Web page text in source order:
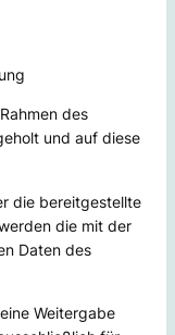
des
und auf diese
die bereitgestellte
die mit der
Daten des
Weitergabe